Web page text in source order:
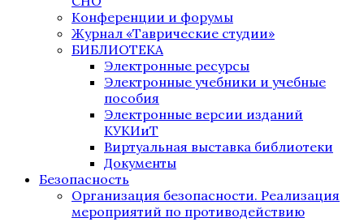
Конференции и форумы
Журнал «Таврические студии»
БИБЛИОТЕКА
Электронные ресурсы
Электронные учебники и учебные
пособия
Электронные версии изданий
КУКИиТ
Виртуальная выставка библиотеки
Документы
Безопасность
Организация безопасности. Реализация
мероприятий по противодействию